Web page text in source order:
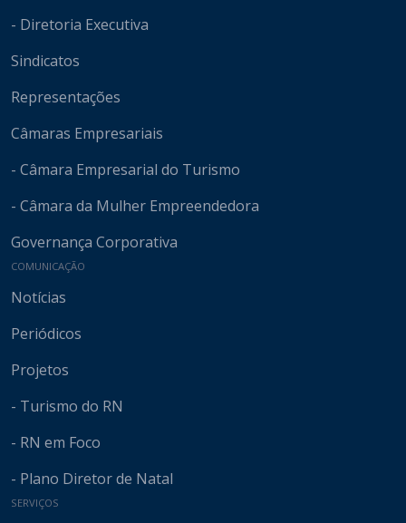
- Diretoria Executiva
Sindicatos
Representações
Câmaras Empresariais
- Câmara Empresarial do Turismo
- Câmara da Mulher Empreendedora
Governança Corporativa
COMUNICAÇÃO
Notícias
Periódicos
Projetos
- Turismo do RN
- RN em Foco
- Plano Diretor de Natal
SERVIÇOS